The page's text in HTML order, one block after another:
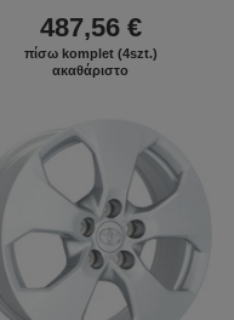
487,56 €
πίσω komplet (4szt.)
ακαθάριστο